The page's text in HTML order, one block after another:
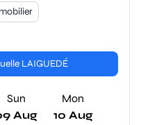
LAIGUEDÉ
Sun
Aug
Mon
10 Aug